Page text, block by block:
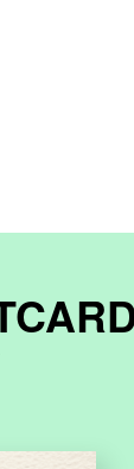
いて
ンについて